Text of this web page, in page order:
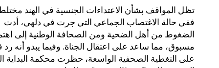
تظل المواقف بشأن الاعتداءات الجنسية في الهند
ففي حالة الاغتصاب الجماعي التي جرت في دلهي، أدت
الضغوط من أهل الضحية ومن الصحافة الوطنية إلى
مسبوق، مما ساعد على اعتقال الجناة. وفيما يبدو أنه
على التغطية الصحفية الواسعة، حظرت محكمة البداية